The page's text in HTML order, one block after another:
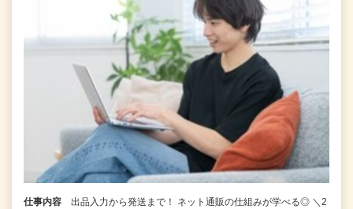
仕事内容
出品入力から発送まで！ ネット通販の仕組みが学べる◎ ＼2